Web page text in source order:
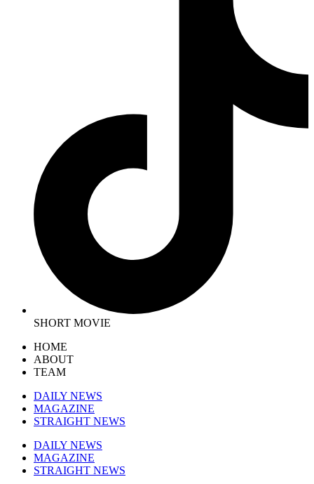
SHORT MOVIE
HOME
ABOUT
TEAM
DAILY NEWS
MAGAZINE
STRAIGHT NEWS
DAILY NEWS
MAGAZINE
STRAIGHT NEWS